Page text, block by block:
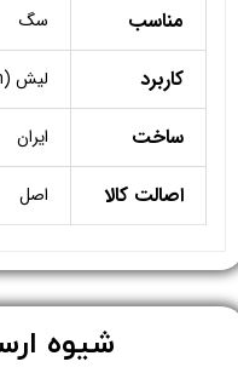
مناسب سگ
کاربرد لیش (Leash)
ساخت ایران
اصالت کالا اصل
​شیوه